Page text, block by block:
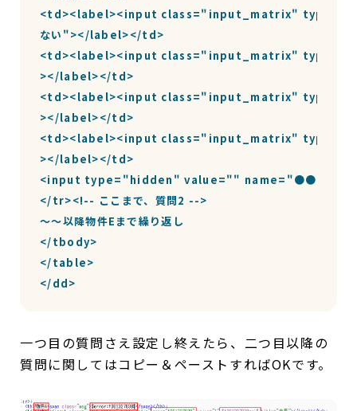
<td><label><input class="input_matrix"
ない"></label></td>
<td><label><input class="input_matrix"
></label></td>
<td><label><input class="input_matrix"
></label></td>
<td><label><input class="input_matrix"
></label></td>
<input type="hidden" value="" name="●●●">
</tr><!-- ここまで、質問2 -->
～～以降物件Eまで繰り返し
</tbody>
</table>
</dd>
一つ目の質問さえ設定し終えたら、二つ目以降の
質問に関してはコピー＆ペーストすればOKです。